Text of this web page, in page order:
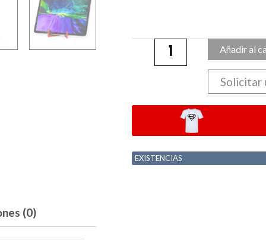
(0)
Añadir al
Solicitar
EXISTENCIAS